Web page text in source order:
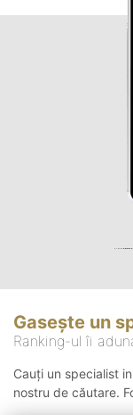
Gasește un
Ranking-ul îi
Cauți un specialist
nostru de căutare.